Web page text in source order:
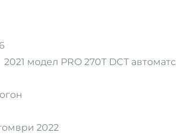
модел PRO 270T DCT
2022